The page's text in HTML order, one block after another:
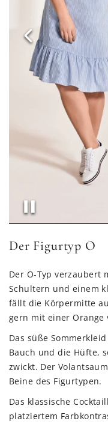
Der Figurtyp O
Der O-Typ verzaubert
Schultern und einem
fällt die Körpermitte
gern mit einer Orange
Das süße
Bauch und die Hüfte,
zwickt. Der
Beine des Figurtypen.
Das klassische
platziertem